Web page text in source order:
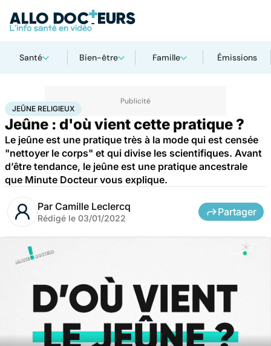
Santé Bien-être Famille Émissions
AccueilSantéJeûne religieux
JEÛNE RELIGIEUX
Jeûne : d'où vient cette pratique ?
Le jeûne est une pratique très à la mode qui est censée
"nettoyer le corps" et qui divise les scientifiques. Avant
d’être tendance, le jeûne est une pratique ancestrale
que Minute Docteur vous explique.
Par Camille Leclercq
Rédigé le 03/01/2022
Partager